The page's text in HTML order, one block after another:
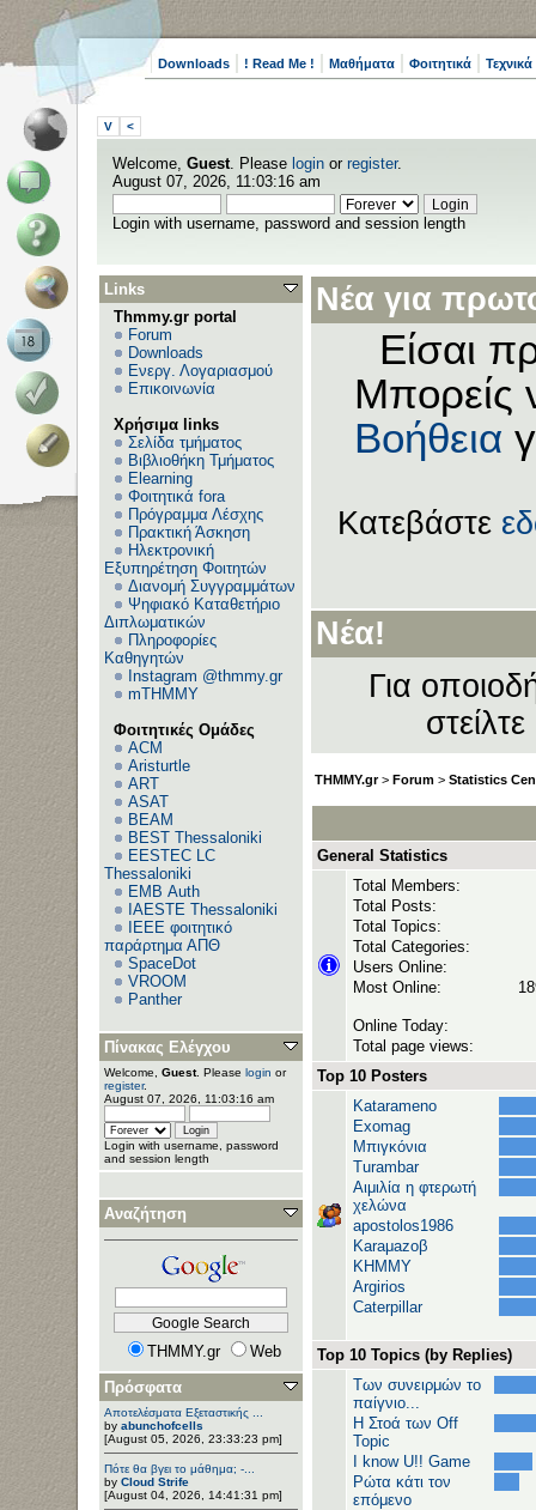
Downloads ! Read Me ! Μαθήματα Φοιτητικά
V <
Welcome, Guest. Please login or register.
August 07, 2026, 11:03:16 am
Login with username, password and session length
Links
Thmmy.gr portal
Forum
Downloads
Ενεργ. Λογαριασμού
Επικοινωνία
Χρήσιμα links
Σελίδα τμήματος
Βιβλιοθήκη Τμήματος
Elearning
Φοιτητικά fora
Πρόγραμμα Λέσχης
Πρακτική Άσκηση
Ηλεκτρονική
Εξυπηρέτηση Φοιτητών
Διανομή Συγγραμμάτων
Ψηφιακό Καταθετήριο
Διπλωματικών
Πληροφορίες
Καθηγητών
Instagram @thmmy.gr
mTHMMY
Φοιτητικές Ομάδες
ACM
Aristurtle
ART
ASAT
BEAM
BEST Thessaloniki
EESTEC LC
Thessaloniki
EΜΒ Auth
IAESTE Thessaloniki
IEEE φοιτητικό
παράρτημα ΑΠΘ
SpaceDot
VROOM
Panther
Πίνακας Ελέγχου
Welcome, Guest. Please login or
register.
August 07, 2026, 11:03:16 am
Login with username, password
and session length
Αναζήτηση
THMMY.gr
Web
Πρόσφατα
Αποτελέσματα Εξεταστικής ...
by abunchofcells
[August 05, 2026, 23:33:23 pm]
Πότε θα βγει το μάθημα; -...
by Cloud Strife
[August 04, 2026, 14:41:31 pm]
Νέα για
Είσαι
Μπορείς
Βοήθεια
Κατεβάστε
Νέα!
Για
THMMY.gr> Forum > Statistics
General Statistics
Total Members:
Total Posts:
Total Topics:
Total Categories:
Users Online:
Most Online:
Online Today:
Total page views:
Top 10 Posters
Katarameno
Exomag
Μπιγκόνια
Turambar
Αιμιλία η φτερωτή
χελώνα
apostolos1986
Karaμazoβ
ΚΗΜΜΥ
Argirios
Caterpillar
Top 10 Topics (by Replies)
Των συνειρμών το
παίγνιο...
H Στοά των Off
Topic
I know U!! Game
Ρώτα κάτι τον
επόμενο